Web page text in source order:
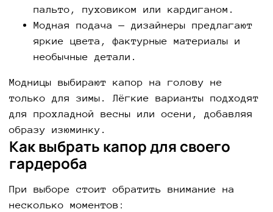
пальто, пуховиком или кардиганом.
Модная подача — дизайнеры предлагают
яркие цвета, фактурные материалы и
необычные детали.
Модницы выбирают капор на голову не
только для зимы. Лёгкие варианты подходят
для прохладной весны или осени, добавляя
образу изюминку.
Как выбрать капор для своего
гардероба
При выборе стоит обратить внимание на
несколько моментов: